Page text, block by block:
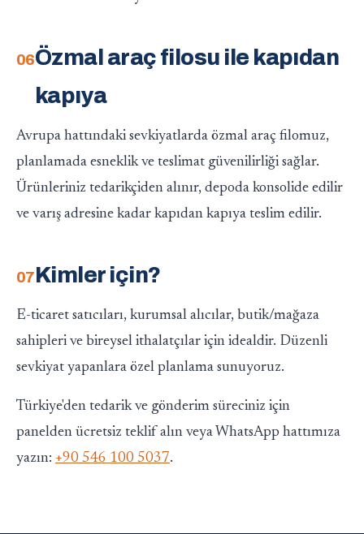
Özmal araç filosu ile kapıdan
kapıya
Avrupa hattındaki sevkiyatlarda özmal araç filomuz,
planlamada esneklik ve teslimat güvenilirliği sağlar.
Ürünleriniz tedarikçiden alınır, depoda konsolide edilir
ve varış adresine kadar kapıdan kapıya teslim edilir.
Kimler için?
E-ticaret satıcıları, kurumsal alıcılar, butik/mağaza
sahipleri ve bireysel ithalatçılar için idealdir. Düzenli
sevkiyat yapanlara özel planlama sunuyoruz.
Türkiye'den tedarik ve gönderim süreciniz için
panelden ücretsiz teklif alın veya WhatsApp hattımıza
yazın: +90 546 100 5037.